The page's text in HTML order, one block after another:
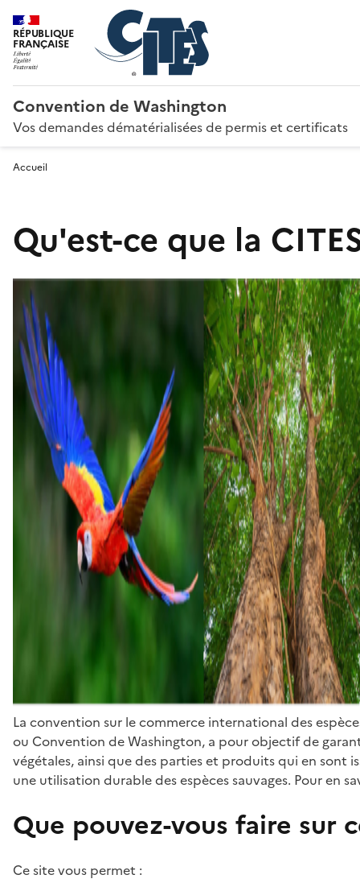
RÉPUBLIQUE
FRANÇAISE
Convention de Washington
Vos demandes dématérialisées de permis et certificats
Accueil
Qu'est-ce que la
La convention sur le commerce international des
ou Convention de Washington, a pour objectif de
végétales, ainsi que des parties et produits qui en sont
une utilisation durable des espèces sauvages. Pour en
Que pouvez-vous faire sur
Ce site vous permet :